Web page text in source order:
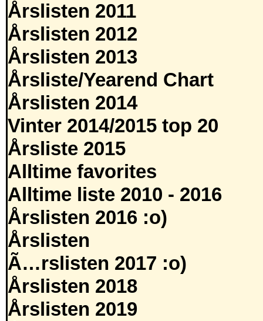
Årslisten 2011
Årslisten 2012
Årslisten 2013
Årsliste/Yearend Chart
Årslisten 2014
Vinter 2014/2015 top 20
Årsliste 2015
Alltime favorites
Alltime liste 2010 - 2016
Årslisten 2016 :o)
Årslisten
Ã…rslisten 2017 :o)
Årslisten 2018
Årslisten 2019